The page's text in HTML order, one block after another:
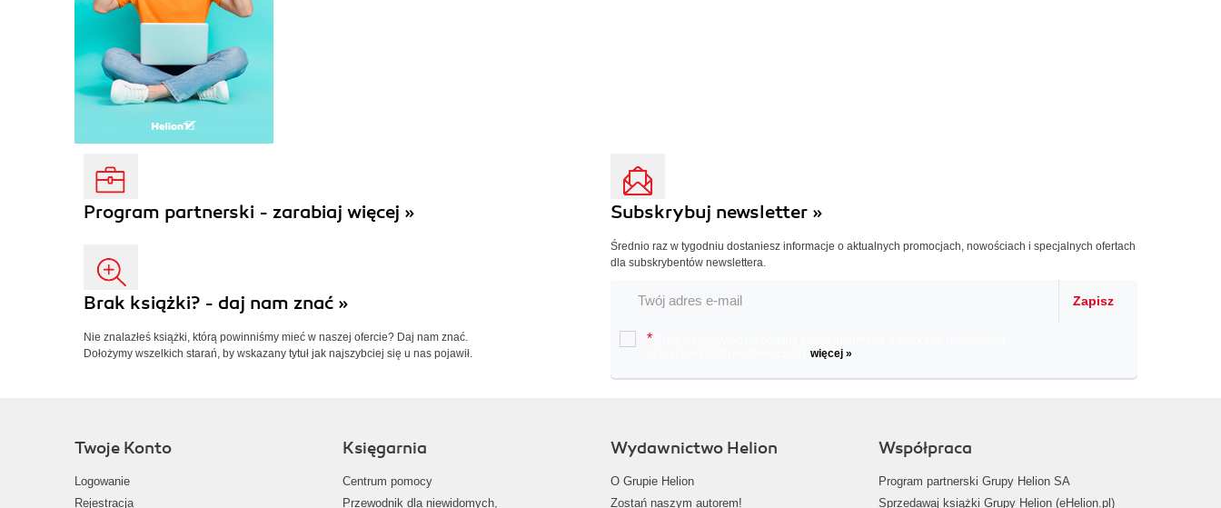
Program partnerski - zarabiaj więcej »
Brak książki? - daj nam znać »
Nie znalazłeś książki, którą powinniśmy mieć w naszej ofercie? Daj nam znać.
Dołożymy wszelkich starań, by wskazany tytuł jak najszybciej się u nas pojawił.
Subskrybuj newsletter »
Średnio raz w tygodniu dostaniesz informacje o aktualnych promocjach, nowościach i specjalnych ofertach
dla subskrybentów newslettera.
Zapisz
*
więcej »
Twoje Konto
Logowanie
Rejestracja
Księgarnia
Centrum pomocy
Przewodnik dla niewidomych,
Wydawnictwo Helion
O Grupie Helion
Zostań naszym autorem!
Współpraca
Program partnerski Grupy Helion SA
Sprzedawaj książki Grupy Helion (eHelion.pl)